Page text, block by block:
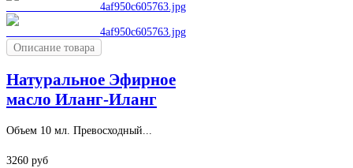
Описание товара
Натуральное Эфирное
масло Иланг-Иланг
Объем 10 мл. Превосходный...
3260 руб